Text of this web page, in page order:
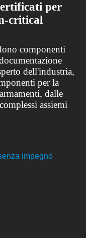
per
critical
componenti
dell'industria,
per la
dalle
assiemi
impegno